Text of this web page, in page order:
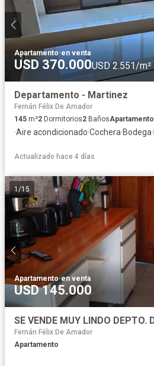
Apartamento·en venta
USD 370.000USD 2.551/m²
Departamento - Martinez
Fernán Félix De Amador
145 m²2 Dormitorios2 BañosApartamento
·Aire acondicionado·Cochera·Bodega·
Actualizado hace 4 días
1 /15
Apartamento·en venta
USD 145.000
Fernán Félix De Amador
Apartamento